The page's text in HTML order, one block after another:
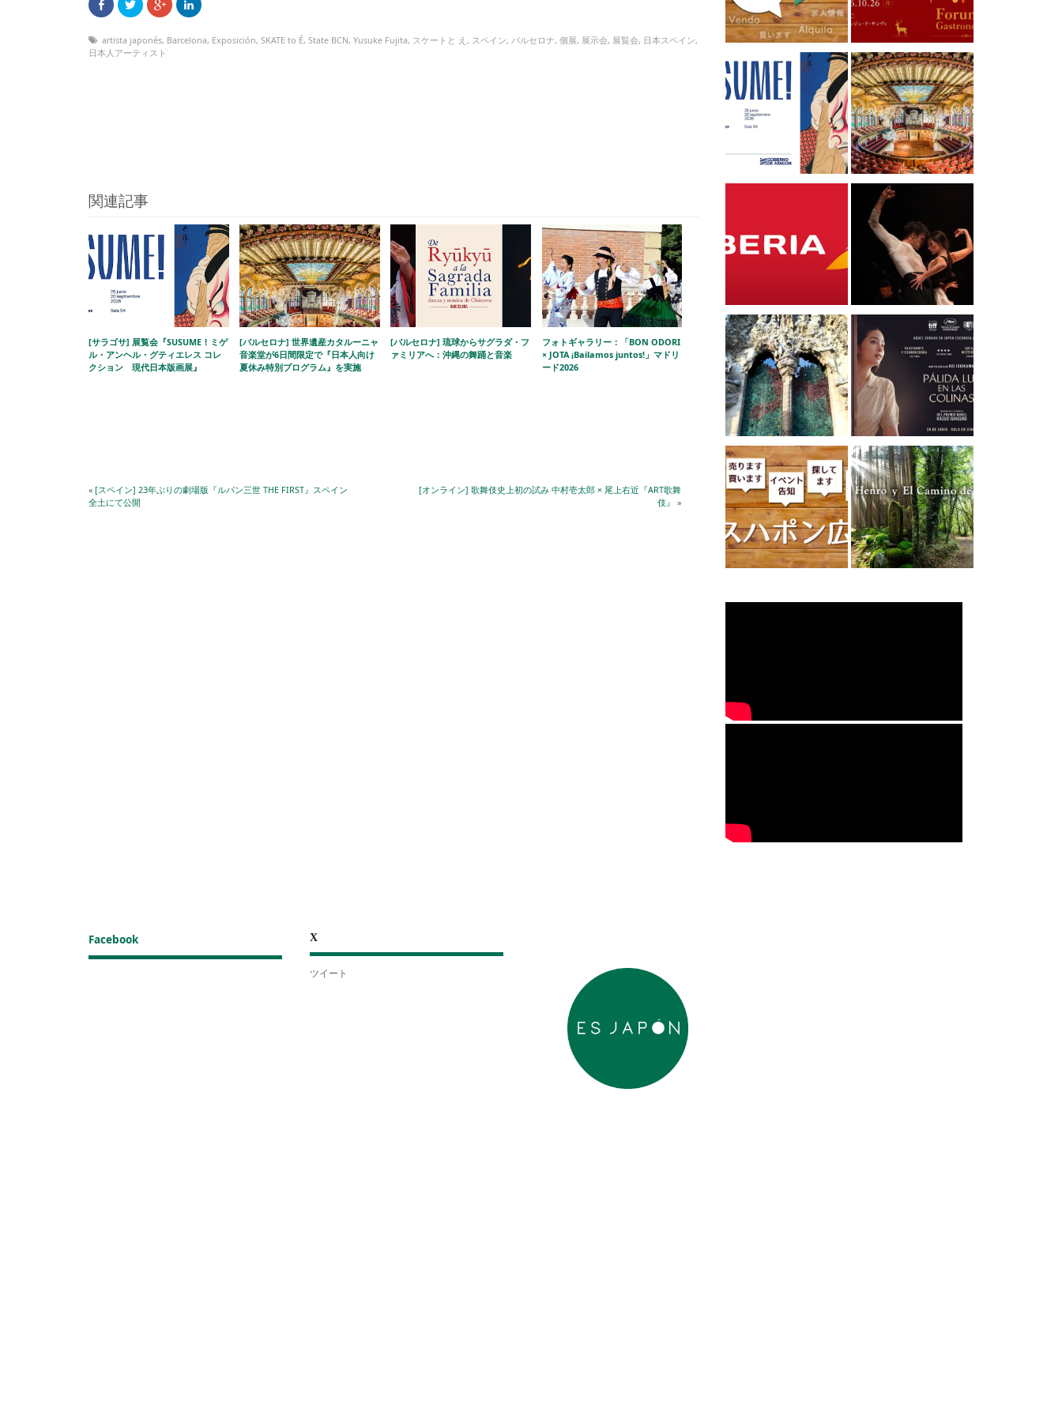
artista japonés, Barcelona, Exposición, SKATE to É, State BCN, Yusuke Fujita, スケートと え , スペイン, バルセロナ, 個展, 展示会, 展覧会, 日本スペイン,
日本人アーティスト
関連記事
[サラゴサ] 展覧会『SUSUME！ミゲ
ル・アンヘル・グティエレス コレ
クション 現代日本版画展』
[バルセロナ] 世界遺産カタルーニャ
音楽堂が6日間限定で『日本人向け
夏休み特別プログラム』を実施
[バルセロナ] 琉球からサグラダ・フ
ァミリアへ：沖縄の舞踊と音楽
フォトギャラリー：「BON ODORI
× JOTA ¡Bailamos juntos!」マドリ
ード2026
« [スペイン] 23年ぶりの劇場版『ルパン三世 THE FIRST』スペイン
全土にて公開
[オンライン] 歌舞伎史上初の試み 中村壱太郎 × 尾上右近『ART歌舞
伎』 »
Facebook X
ツイート